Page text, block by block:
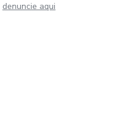
denuncie aqui